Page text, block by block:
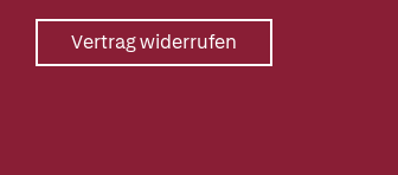
Vertrag widerrufen